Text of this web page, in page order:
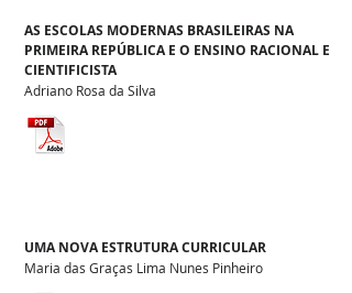
Adriano Rosa da Silva
AS ESCOLAS MODERNAS BRASILEIRAS NA
PRIMEIRA REPÚBLICA E O ENSINO RACIONAL E
CIENTIFICISTA
Maria das Graças Lima Nunes Pinheiro
UMA NOVA ESTRUTURA CURRICULAR